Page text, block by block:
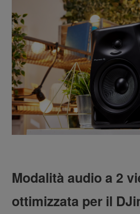
Modalità audio a 2
ottimizzata per il